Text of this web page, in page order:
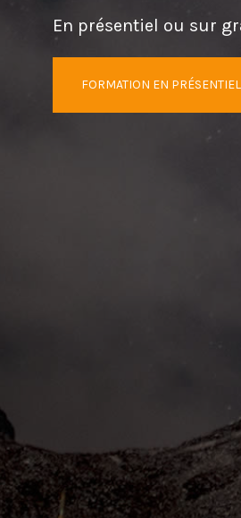
En présentiel ou sur
FORMATION EN PRÉSENTIEL